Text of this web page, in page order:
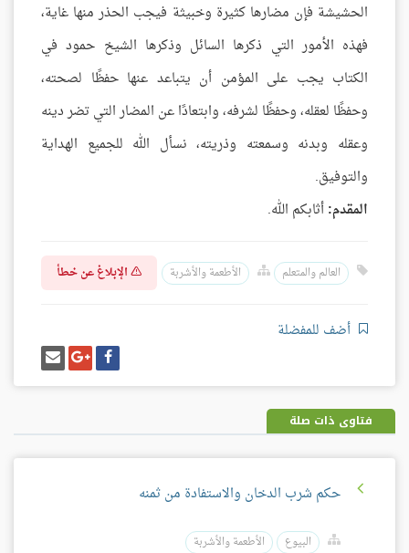
الحشيشة فإن مضارها كثيرة وخبيثة فيجب الحذر منها غاية،
فهذه الأمور التي ذكرها السائل وذكرها الشيخ حمود في
الكتاب يجب على المؤمن أن يتباعد عنها حفظًا لصحته،
وحفظًا لعقله، وحفظًا لشرفه، وابتعادًا عن المضار التي تضر دينه
وعقله وبدنه وسمعته وذريته، نسأل الله للجميع الهداية
والتوفيق.
المقدم:أثابكم الله.
العالم والمتعلم الأطعمة والأشربة الإبلاغ عن خطأ
أضف للمفضلة
شارك
على
فيسبوك
شارك
على
غوغل
بلس
إرسل
إيميل
فتاوى ذات صلة
حكم شرب الدخان والاستفادة من ثمنه
البيوع الأطعمة والأشربة